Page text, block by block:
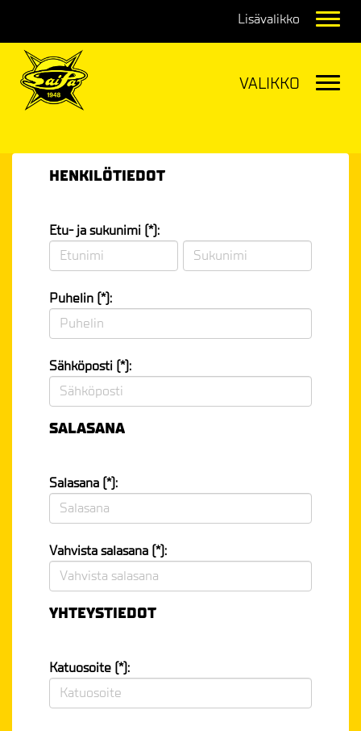
HENKILÖTIEDOT
Etu- ja sukunimi (*):
Puhelin (*):
Sähköposti (*):
SALASANA
Salasana (*):
Vahvista salasana (*):
YHTEYSTIEDOT
Katuosoite (*):